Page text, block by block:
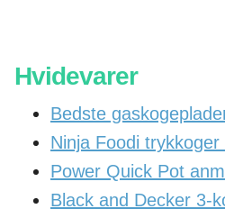
Hvidevarer
Bedste
Ninja Foodi
Power Quick Pot
Black and Decker 3-